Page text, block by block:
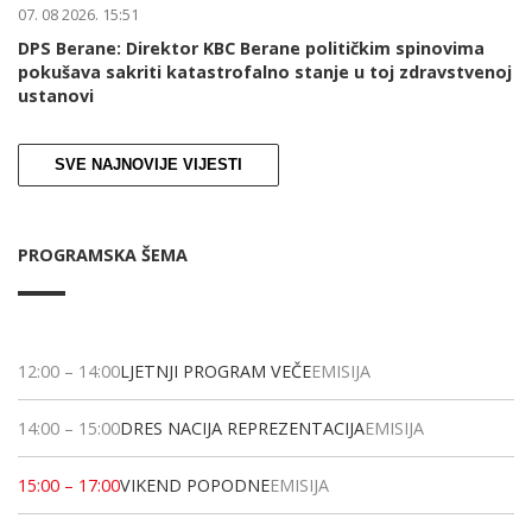
07. 08 2026. 15:51
DPS Berane: Direktor KBC Berane političkim spinovima
pokušava sakriti katastrofalno stanje u toj zdravstvenoj
ustanovi
SVE NAJNOVIJE VIJESTI
PROGRAMSKA ŠEMA
12:00 – 14:00LJETNJI PROGRAM VEČEEMISIJA
14:00 – 15:00DRES NACIJA REPREZENTACIJAEMISIJA
15:00 – 17:00VIKEND POPODNEEMISIJA